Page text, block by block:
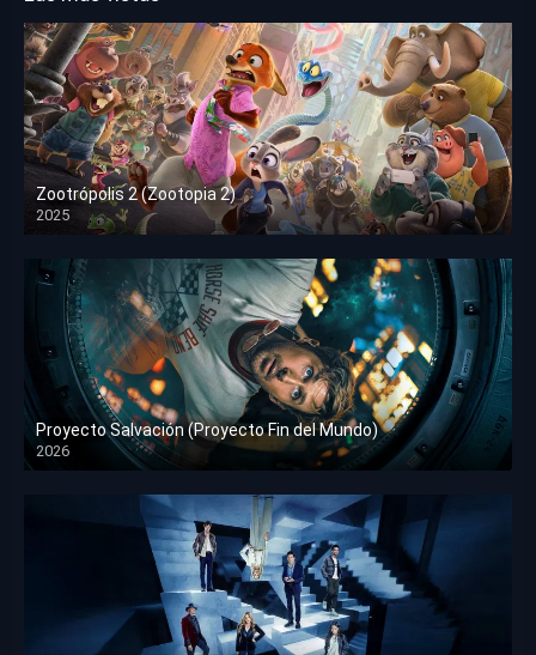
Zootrópolis 2 (Zootopia 2)
2025
HD 1080p
Proyecto Salvación (Proyecto Fin del Mundo)
2026
HD 1080p